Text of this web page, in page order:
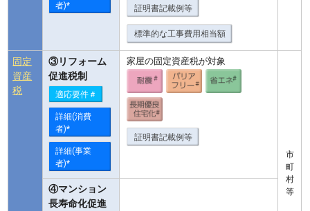
者)*
証明書記載例等
標準的な工事費用相当額
固定
資産
税
③リフォーム
促進税制
適応要件＃
詳細(消費
者)*
詳細(事業
者)*
家屋の固定資産税が対象
証明書記載例等
市
町
村
等
④マンション
長寿命化促進